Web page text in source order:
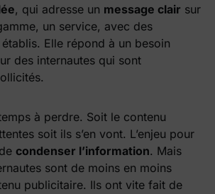
, qui adresse un message clair sur
un service, avec des
Elle répond à un besoin
des internautes qui sont
à perdre. Soit le contenu
soit ils s’en vont. L’enjeu pour
condenser l’information. Mais
sont de moins en moins
publicitaire. Ils ont vite fait de